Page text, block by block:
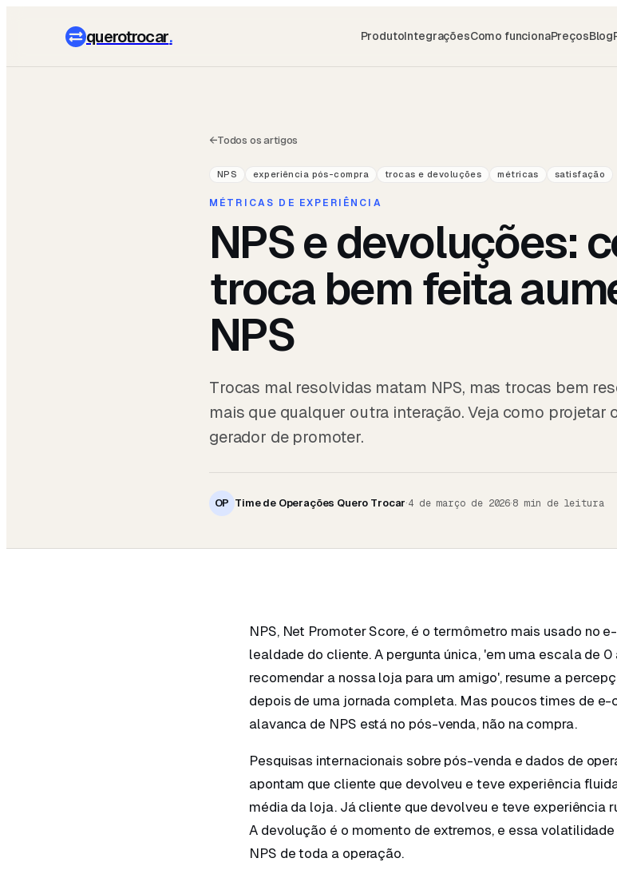
querotrocar. ProdutoIntegraçõesComo funcionaPreçosBlog
←Todos os artigos
NPS experiência pós-compra trocas e devoluções métricas satisfação
MÉTRICAS DE EXPERIÊNCIA
NPS e devoluções:
troca bem feita
NPS
Trocas mal resolvidas matam NPS, mas trocas bem
mais que qualquer outra interação. Veja como projetar
gerador de promoter.
OP Time de Operações Quero Trocar·4 de março de 2026·8min de leitura
NPS, Net Promoter Score, é o termômetro mais usado no
lealdade do cliente. A pergunta única, 'em uma escala de 0
recomendar a nossa loja para um amigo', resume a
depois de uma jornada completa. Mas poucos times de
alavanca de NPS está no pós-venda, não na compra.
Pesquisas internacionais sobre pós-venda e dados de
apontam que cliente que devolveu e teve experiência
média da loja. Já cliente que devolveu e teve experiência
A devolução é o momento de extremos, e essa
NPS de toda a operação.